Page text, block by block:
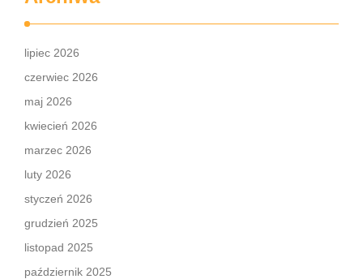
lipiec 2026
czerwiec 2026
maj 2026
kwiecień 2026
marzec 2026
luty 2026
styczeń 2026
grudzień 2025
listopad 2025
październik 2025